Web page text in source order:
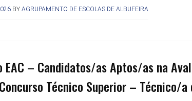
BY AGRUPAMENTO DE ESCOLAS DE ALBUFEIRA
EAC – Candidatos/as Aptos/as na
Técnico Superior – Técnico/a